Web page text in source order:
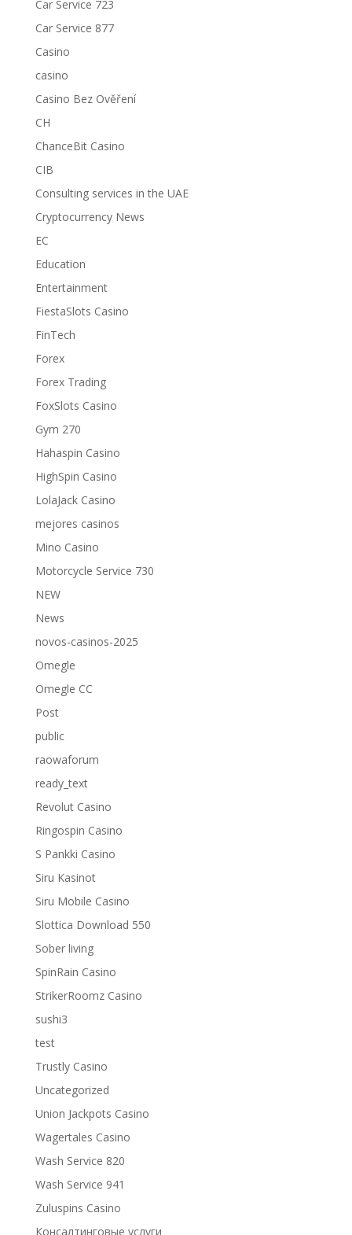
Car Service 723
Car Service 877
Casino
casino
Casino Bez Ověření
CH
ChanceBit Casino
CIB
Consulting services in the UAE
Cryptocurrency News
EC
Education
Entertainment
FiestaSlots Casino
FinTech
Forex
Forex Trading
FoxSlots Casino
Gym 270
Hahaspin Casino
HighSpin Casino
LolaJack Casino
mejores casinos
Mino Casino
Motorcycle Service 730
NEW
News
novos-casinos-2025
Omegle
Omegle CC
Post
public
raowaforum
ready_text
Revolut Casino
Ringospin Casino
S Pankki Casino
Siru Kasinot
Siru Mobile Casino
Slottica Download 550
Sober living
SpinRain Casino
StrikerRoomz Casino
sushi3
test
Trustly Casino
Uncategorized
Union Jackpots Casino
Wagertales Casino
Wash Service 820
Wash Service 941
Zuluspins Casino
Консалтинговые услуги